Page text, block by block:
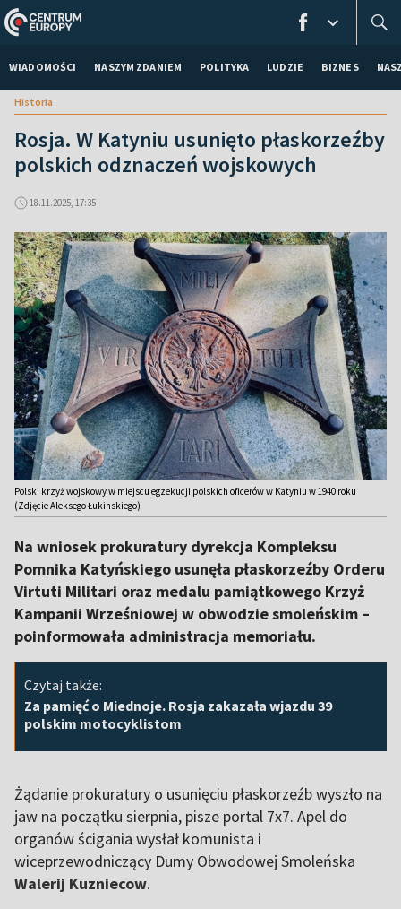
WIADOMOŚCI NASZYM ZDANIEM POLITYKA LUDZIE BIZNES
Historia
Rosja. W Katyniu usunięto płaskorzeźby
polskich odznaczeń wojskowych
18.11.2025, 17:35
Polski krzyż wojskowy w miejscu egzekucji polskich oficerów w Katyniu w 1940 roku
(Zdjęcie Aleksego Łukinskiego)
Na wniosek prokuratury dyrekcja Kompleksu
Pomnika Katyńskiego usunęła płaskorzeźby Orderu
Virtuti Militari oraz medalu pamiątkowego Krzyż
Kampanii Wrześniowej w obwodzie smoleńskim –
poinformowała administracja memoriału.
Czytaj także:
Za pamięć o Miednoje. Rosja zakazała wjazdu 39
polskim motocyklistom
Żądanie prokuratury o usunięciu płaskorzeźb wyszło na
jaw na początku sierpnia, pisze portal 7x7. Apel do
organów ścigania wysłał komunista i
wiceprzewodniczący Dumy Obwodowej Smoleńska
Walerij Kuzniecow.